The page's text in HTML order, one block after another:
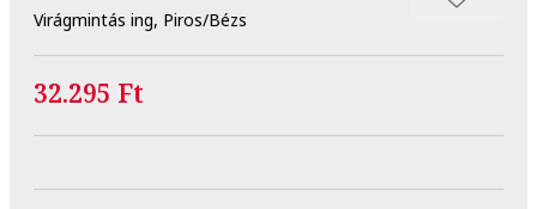
Virágmintás ing, Piros/Bézs
32.295 Ft